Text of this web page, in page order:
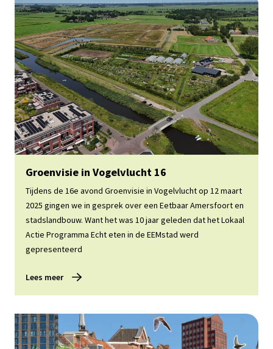
Lees meer
Groenvisie in Vogelvlucht 16
Tijdens de 16e avond Groenvisie in Vogelvlucht op 12 maart
2025 gingen we in gesprek over een Eetbaar Amersfoort en
stadslandbouw. Want het was 10 jaar geleden dat het Lokaal
Actie Programma Echt eten in de EEMstad werd
gepresenteerd
Lees meer